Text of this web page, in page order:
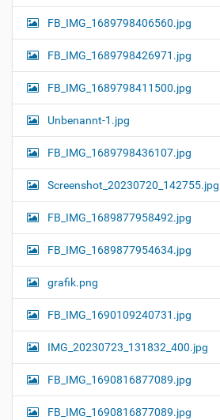
FB_IMG_1689798406560.jpg
FB_IMG_1689798426971.jpg
FB_IMG_1689798411500.jpg
Unbenannt-1.jpg
FB_IMG_1689798436107.jpg
Screenshot_20230720_142755.jpg
FB_IMG_1689877958492.jpg
FB_IMG_1689877954634.jpg
grafik.png
FB_IMG_1690109240731.jpg
IMG_20230723_131832_400.jpg
FB_IMG_1690816877089.jpg
FB_IMG_1690816877089.jpg